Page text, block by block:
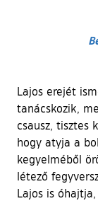
Lajos erejét
tanácskozik,
csausz, tisztes
hogy atyja a
kegyelméből
létező
Lajos is